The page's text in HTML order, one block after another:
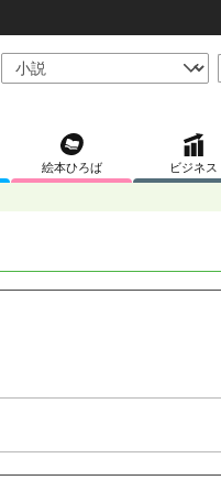
絵本ひろば ビジネス